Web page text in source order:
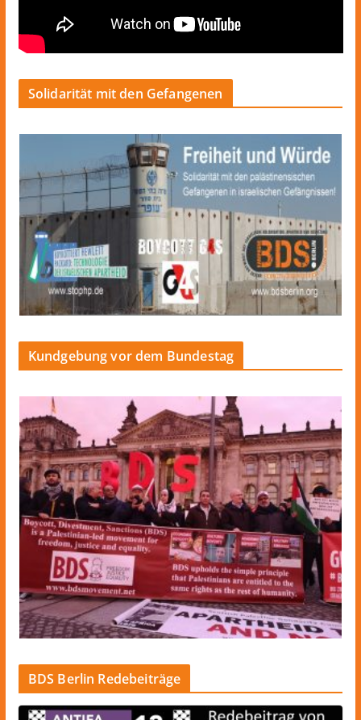
Solidarität mit den Gefangenen
Kundgebung vor dem Bundestag
BDS Berlin Redebeiträge